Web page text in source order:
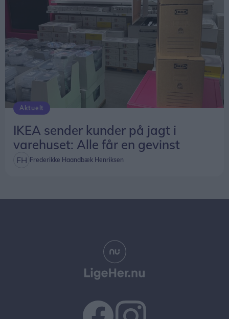
Aktuelt
IKEA sender kunder på jagt i
varehuset: Alle får en gevinst
Frederikke Haandbæk Henriksen